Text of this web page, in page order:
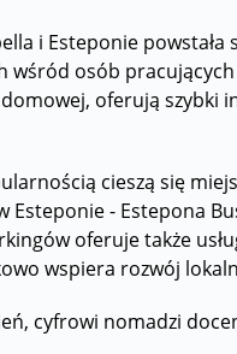
i Esteponie
wśród osób
oferują szybki
cieszą się
- Estepona
oferuje także
wspiera rozwój
cyfrowi nomadzi